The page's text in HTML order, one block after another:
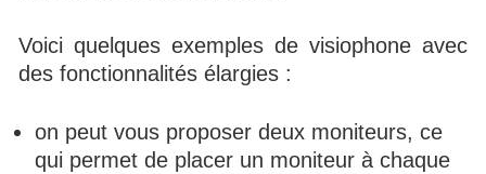
Voici quelques exemples de visiophone avec
des fonctionnalités élargies :
on peut vous proposer deux moniteurs, ce
qui permet de placer un moniteur à chaque